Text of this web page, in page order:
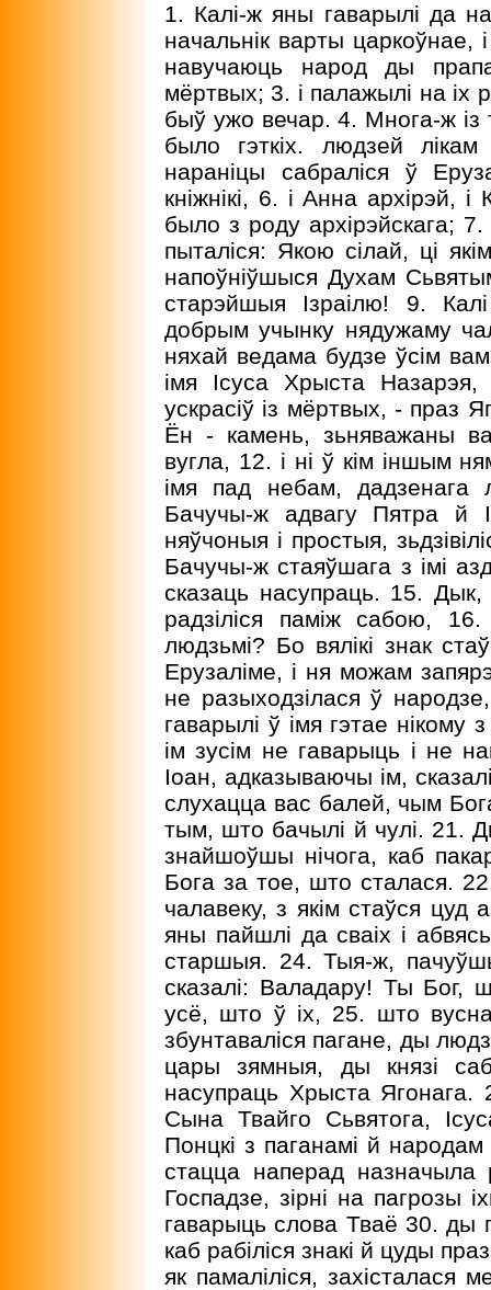
1. Калі-ж яны гаварылі да
начальнік варты
навучаюць народ ды
мёртвых; 3. і палажылі на іх
быў ужо вечар. 4. Многа-ж із
было гэткіх. людзей
нараніцы сабраліся ў
кніжнікі, 6. і Анна архірэй,
было з роду архірэйскага;
пыталіся: Якою сілай, ці
напоўніўшыся Духам
старэйшыя Ізраілю! 9.
добрым учынку нядужаму
няхай ведама будзе ўсім
імя Ісуса Хрыста
ускрасіў із мёртвых, - праз
Ён - камень, зьняважаны
вугла, 12. і ні ў кім іншым
імя пад небам, дадзенага
Бачучы-ж адвагу Пятра й
няўчоныя і простыя,
Бачучы-ж стаяўшага з імі
сказаць насупраць. 15.
радзіліся паміж сабою,
людзьмі? Бо вялікі знак
Ерузаліме, і ня можам
не разыходзілася ў
гаварылі ў імя гэтае нікому
ім зусім не гаварыць і не
Іоан, адказываючы ім,
слухацца вас балей, чым
тым, што бачылі й чулі. 21.
знайшоўшы нічога, каб
Бога за тое, што сталася.
чалавеку, з якім стаўся цуд
яны пайшлі да сваіх і
старшыя. 24. Тыя-ж,
сказалі: Валадару! Ты
усё, што ў іх, 25. што
збунтаваліся пагане, ды
цары зямныя, ды князі
насупраць Хрыста Ягонага.
Сына Твайго Сьвятога,
Понцкі з паганамі й народам
стацца наперад
Госпадзе, зірні на пагрозы
гаварыць слова Тваё 30. ды
каб рабіліся знакі й цуды
як памаліліся,